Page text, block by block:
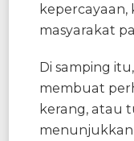
kepercayaan,
masyarakat
Di samping
membuat
kerang, atau